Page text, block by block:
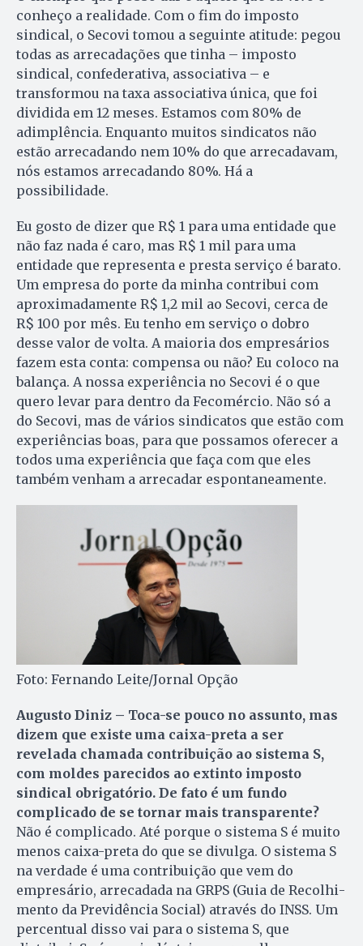
conheço a realidade. Com o fim do imposto
sindical, o Secovi tomou a seguinte atitude: pegou
todas as arrecadações que tinha – imposto
sindical, confederativa, associativa – e
transformou na taxa associativa única, que foi
dividida em 12 meses. Estamos com 80% de
adimplência. Enquanto muitos sindicatos não
estão arrecadando nem 10% do que arrecadavam,
nós estamos arrecadando 80%. Há a
possibilidade.
Eu gosto de dizer que R$ 1 para uma entidade que
não faz nada é caro, mas R$ 1 mil para uma
entidade que representa e presta serviço é barato.
Um empresa do porte da minha contribui com
aproximadamente R$ 1,2 mil ao Secovi, cerca de
R$ 100 por mês. Eu tenho em serviço o dobro
desse valor de volta. A maioria dos empresários
fazem esta conta: compensa ou não? Eu coloco na
balança. A nossa experiência no Secovi é o que
quero levar para dentro da Fecomércio. Não só a
do Secovi, mas de vários sindicatos que estão com
experiências boas, para que possamos oferecer a
todos uma experiência que faça com que eles
também venham a arrecadar espontaneamente.
Foto: Fernando Leite/Jornal Opção
Augusto Diniz – Toca-se pouco no assunto, mas
dizem que existe uma caixa-preta a ser
revelada chamada contribuição ao sistema S,
com moldes parecidos ao extinto imposto
sindical obrigatório. De fato é um fundo
complicado de se tornar mais transparente?
Não é complicado. Até porque o sistema S é muito
menos caixa-preta do que se divulga. O sistema S
na verdade é uma contribuição que vem do
empresário, arrecadada na GRPS (Guia de Reco­lhi­
mento da Previdência Social) através do INSS. Um
percentual disso vai para o sistema S, que